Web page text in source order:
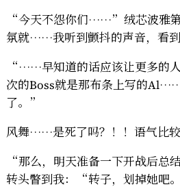
“今天不怨你们……”绒芯波雅
氛就……我听到颤抖的声音，看到
“……早知道的话应该让更多的
次的Boss就是那布条上写的
了。”
风舞……是死了吗？！！语气比
“那么，明天准备一下开战后总
转头瞥到我：“转子，划掉她吧